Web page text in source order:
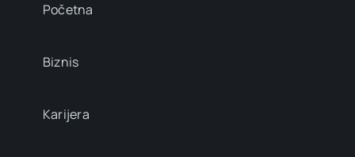
Početna
Biznis
Karijera